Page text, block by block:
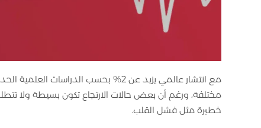
مع انتشار عالمي يزيد عن 2% بحسب الدراسات العلمية الحديثة، يُعد
مختلفة، ورغم أن بعض حالات الارتجاع تكون بسيطة ولا
خطيرة مثل فشل القلب.